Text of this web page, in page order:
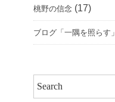
桃野の信念 (17)
ブログ「一隅を照らす」